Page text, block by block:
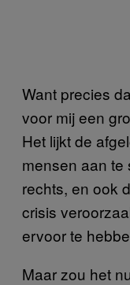
Want precies
voor mij een
Het lijkt de
mensen aan te
rechts, en ook
crisis
ervoor te
Maar zou het